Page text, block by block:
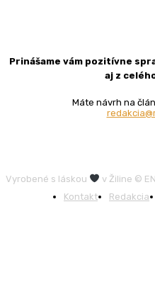
Prinášame vám pozitívne
aj z
Máte návrh na
Vyrobené s láskou
v Žiline ©
Kontakt
Redakcia